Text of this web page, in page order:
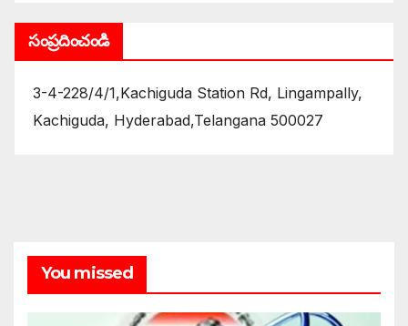
సంప్రదించండి
3-4-228/4/1,Kachiguda Station Rd, Lingampally,
Kachiguda, Hyderabad,Telangana 500027
You missed